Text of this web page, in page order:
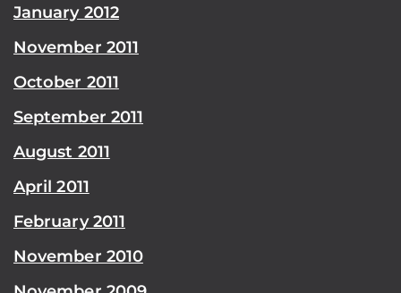
January 2012
November 2011
October 2011
September 2011
August 2011
April 2011
February 2011
November 2010